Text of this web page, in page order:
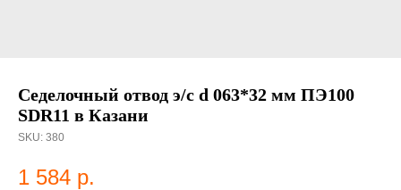
Седелочный отвод э/с d 063*32 мм ПЭ100
SDR11 в Казани
SKU: 380
1 584 р.